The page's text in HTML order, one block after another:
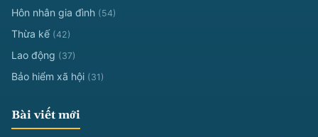
Hôn nhân gia đình (54)
Thừa kế (42)
Lao động (37)
Bảo hiểm xã hội (31)
Bài viết mới